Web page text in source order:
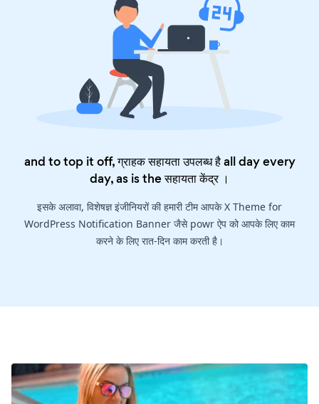
and to top it off, ग्राहक सहायता उपलब्ध है all day every
day, as is theसहायता केंद्र।
इसके अलावा, विशेषज्ञ इंजीनियरों की हमारी टीम आपके X Theme for
WordPress Notification Banner जैसे powr ऐप को आपके लिए काम
करने के लिए रात-दिन काम करती है।